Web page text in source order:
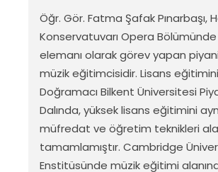
Öğr. Gör. Fatma Şafak Pınarbaşı,
Konservatuvarı Opera Bölümünde
elemanı olarakgörevyapan
müzikeğitimcisidir. Lisans eğitimini
Doğramacı Bilkent Üniversitesi
Dalında,yükseklisans eğitimini
müfredat ve öğretim teknikleri
tamamlamıştır. Cambridge
Enstitüsünde müzikeğitimi